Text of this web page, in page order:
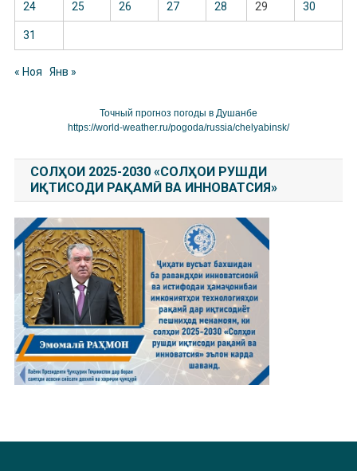
24 25 26 27 28 29 30
31
« Ноя Янв »
Точный прогноз погоды в Душанбе
https://world-weather.ru/pogoda/russia/chelyabinsk/
СОЛҲОИ 2025-2030 «СОЛҲОИ РУШДИ
ИҚТИСОДИ РАҚАМӢ ВА ИННОВАТСИЯ»